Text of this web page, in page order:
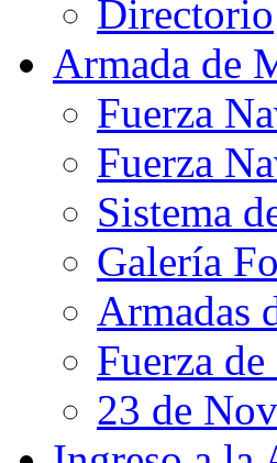
Directorio
Armada de
Fuerza
Fuerza
Sistema
Galería
Armadas
Fuerza
23 de